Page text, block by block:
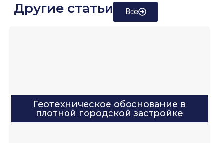
Другие статьи Все
Геотехническое обоснование в
плотной городской застройке